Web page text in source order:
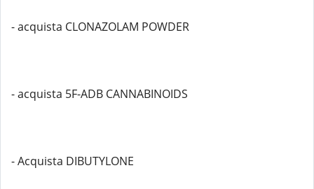
- acquista CLONAZOLAM POWDER
- acquista 5F-ADB CANNABINOIDS
- Acquista DIBUTYLONE